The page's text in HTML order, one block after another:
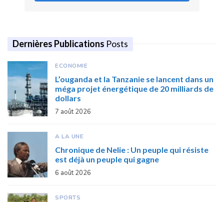
Dernières Publications Posts
ECONOMIE
L’ouganda et la Tanzanie se lancent dans un
méga projet énergétique de 20 milliards de
dollars
7 août 2026
A LA UNE
Chronique de Nelie : Un peuple qui résiste
est déjà un peuple qui gagne
6 août 2026
SPORTS